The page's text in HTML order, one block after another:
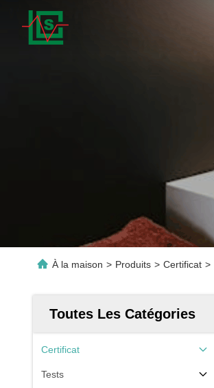
À la maison > Produits > Certificat >
Toutes Les Catégories
Certificat
Tests